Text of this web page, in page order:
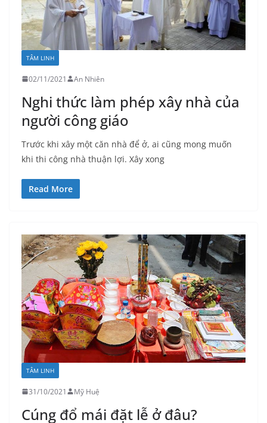
TÂM LINH
02/11/2021 An Nhiên
Nghi thức làm phép xây nhà của
người công giáo
Trước khi xây một căn nhà để ở, ai cũng mong muốn
khi thi công nhà thuận lợi. Xây xong
Read More
TÂM LINH
31/10/2021 Mỹ Huệ
Cúng đổ mái đặt lễ ở đâu?